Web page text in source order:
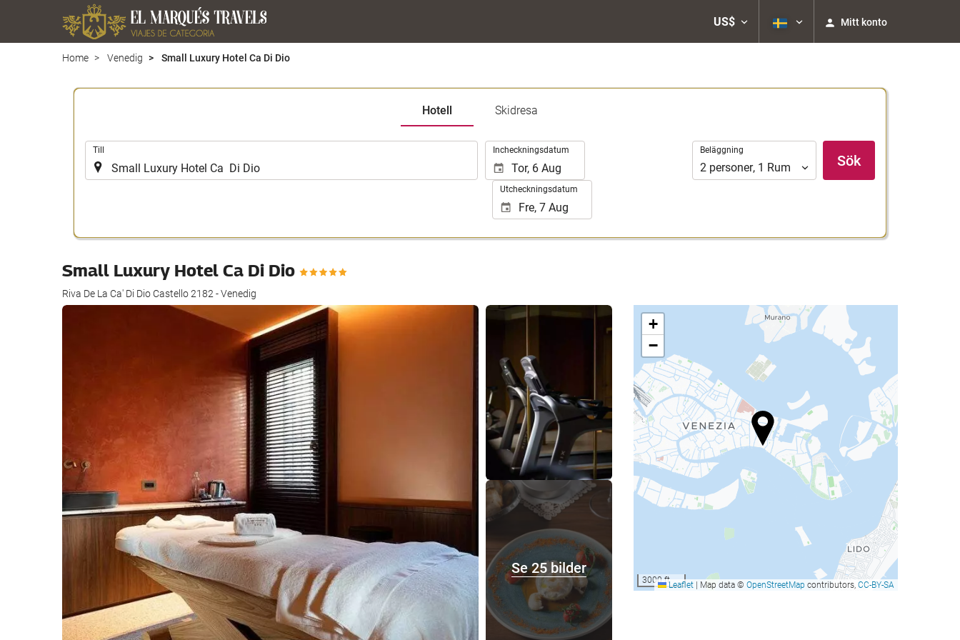
US$ Mitt konto
Home Venedig Small Luxury Hotel Ca Di Dio
Hotell Skidresa
Till Incheckningsdatum
Utcheckningsdatum
Beläggning
Beläggning
2 personer, 1 Rum Sök
Small Luxury Hotel Ca Di Dio
Riva De La Ca' Di Dio Castello 2182 - Venedig
Se 25 bilder
Se 25 bilder
+
−
3000 ftLeaflet Map data © OpenStreetMap contributors, CC-BY-SA